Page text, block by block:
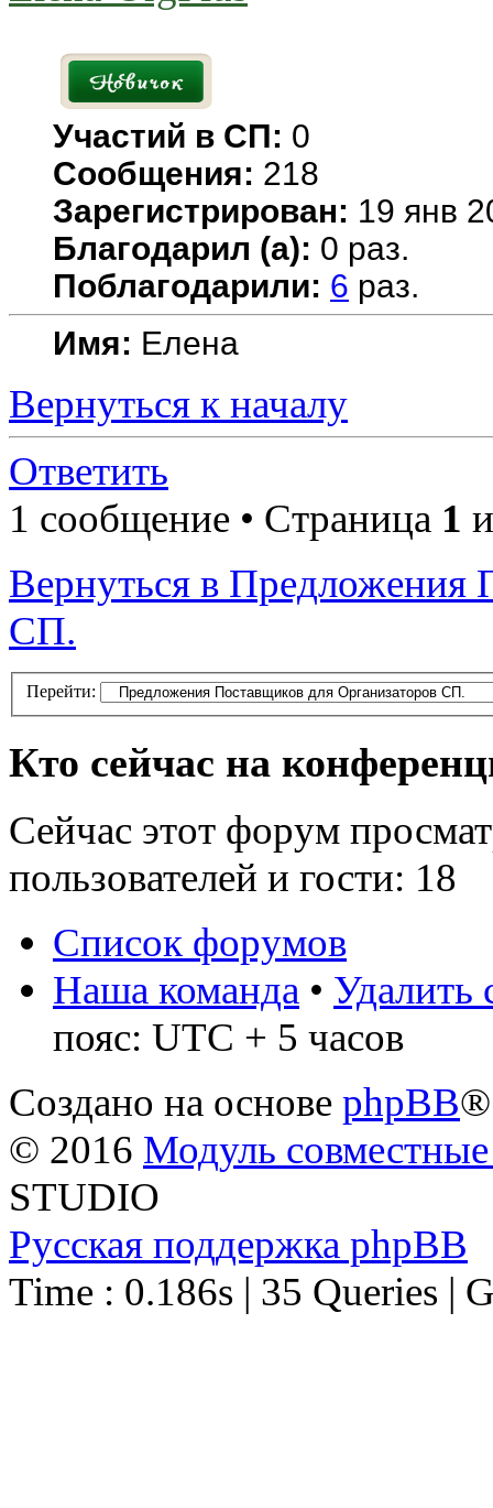
Участий в СП: 0
Сообщения: 218
Зарегистрирован: 19 янв
Благодарил (а): 0 раз.
Поблагодарили: 6 раз.
Имя: Елена
Вернуться к началу
Ответить
1 сообщение • Страница 1
Вернуться в Предложения
СП.
Перейти:
Кто сейчас на
Сейчас этот форум
пользователей и гости: 18
Список форумов
Наша команда • Удалить
пояс: UTC + 5 часов
Создано на основе phpBB®
© 2016 Модуль
STUDIO
Русская поддержка phpBB
Time : 0.186s | 35 Queries |